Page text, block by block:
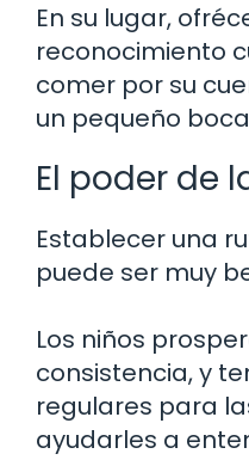
En su lugar,
reconocimiento
comer por su
un pequeño
El poder de
Establecer una
puede ser muy
Los niños
consistencia, y
regulares para
ayudarles a